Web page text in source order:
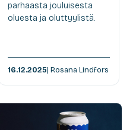
parhaasta jouluisesta
oluesta ja oluttyylistä.
16.12.2025| Rosana Lindfors